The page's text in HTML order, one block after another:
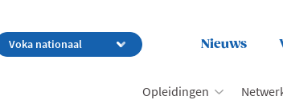
Nieuws
Opleidingen